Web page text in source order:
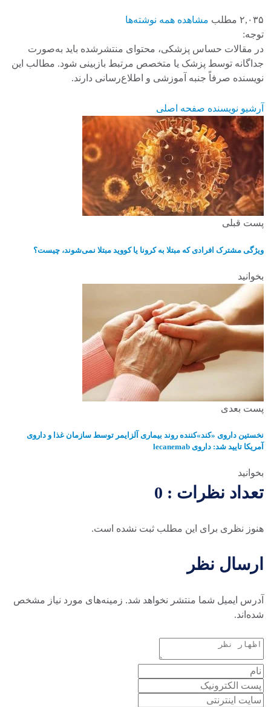
۲,۰۳۵ مطلب
مشاهده همه نوشته‌ها
توجه:
در مقالات حساس پزشکی، محتوای منتشرشده باید به‌صورت
جداگانه توسط پزشک یا متخصص مرتبط بازبینی شود. مطالب این
نویسنده صرفاً جنبه آموزشی و اطلاع‌رسانی دارند.
آرشیو نویسنده صفحه اصلی
پست قبلی
ویژگی مشترک افرادی که مبتلا به کرونا یا کووید مبتلا نمی‌شوند، چیست؟
بخوانید
پست بعدی
نخستین داروی «کند»کننده روند بیماری آلزایمر توسط سازمان غذا و داروی
آمریکا تایید شد: داروی lecanemab
بخوانید
تعداد نظرات : 0
هنوز نظری برای این مطلب ثبت نشده است.
ارسال نظر
آدرس ایمیل شما منتشر نخواهد شد. زمینه‌های مورد نیاز مشخص
شده‌اند.